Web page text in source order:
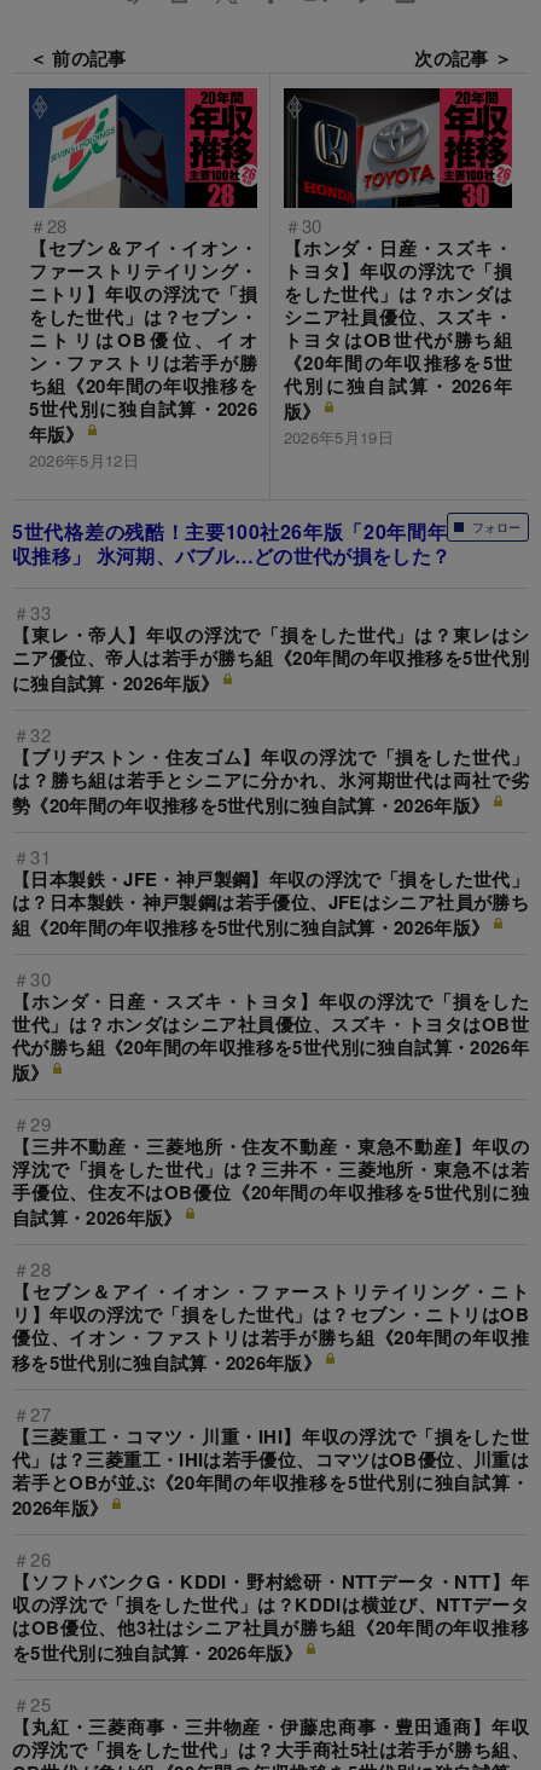
＜ 前の記事
＃28
【セブン＆アイ・イオン・
ファーストリテイリング・
ニトリ】年収の浮沈で「損
をした世代」は？セブン・
ニトリはOB優位、イオ
ン・ファストリは若手が勝
ち組《20年間の年収推移を
5世代別に独自試算・2026
年版》
2026年5月12日
次の記事 ＞
＃30
【ホンダ・日産・スズキ・
トヨタ】年収の浮沈で「損
をした世代」は？ホンダは
シニア社員優位、スズキ・
トヨタはOB世代が勝ち組
《20年間の年収推移を5世
代別に独自試算・2026年
版》
2026年5月19日
フォロー
5世代格差の残酷！主要100社26年版「20年間年
収推移」 氷河期、バブル…どの世代が損をした？
＃33
【東レ・帝人】年収の浮沈で「損をした世代」は？東レはシ
ニア優位、帝人は若手が勝ち組《20年間の年収推移を5世代別
に独自試算・2026年版》
＃32
【ブリヂストン・住友ゴム】年収の浮沈で「損をした世代」
は？勝ち組は若手とシニアに分かれ、氷河期世代は両社で劣
勢《20年間の年収推移を5世代別に独自試算・2026年版》
＃31
【日本製鉄・JFE・神戸製鋼】年収の浮沈で「損をした世代」
は？日本製鉄・神戸製鋼は若手優位、JFEはシニア社員が勝ち
組《20年間の年収推移を5世代別に独自試算・2026年版》
＃30
【ホンダ・日産・スズキ・トヨタ】年収の浮沈で「損をした
世代」は？ホンダはシニア社員優位、スズキ・トヨタはOB世
代が勝ち組《20年間の年収推移を5世代別に独自試算・2026年
版》
＃29
【三井不動産・三菱地所・住友不動産・東急不動産】年収の
浮沈で「損をした世代」は？三井不・三菱地所・東急不は若
手優位、住友不はOB優位《20年間の年収推移を5世代別に独
自試算・2026年版》
＃28
【セブン＆アイ・イオン・ファーストリテイリング・ニト
リ】年収の浮沈で「損をした世代」は？セブン・ニトリはOB
優位、イオン・ファストリは若手が勝ち組《20年間の年収推
移を5世代別に独自試算・2026年版》
＃27
【三菱重工・コマツ・川重・IHI】年収の浮沈で「損をした世
代」は？三菱重工・IHIは若手優位、コマツはOB優位、川重は
若手とOBが並ぶ《20年間の年収推移を5世代別に独自試算・
2026年版》
＃26
【ソフトバンクG・KDDI・野村総研・NTTデータ・NTT】年
収の浮沈で「損をした世代」は？KDDIは横並び、NTTデータ
はOB優位、他3社はシニア社員が勝ち組《20年間の年収推移
を5世代別に独自試算・2026年版》
＃25
【丸紅・三菱商事・三井物産・伊藤忠商事・豊田通商】年収
の浮沈で「損をした世代」は？大手商社5社は若手が勝ち組、